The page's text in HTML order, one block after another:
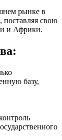
рынке в
поставляя свою
и Африки.
базу,